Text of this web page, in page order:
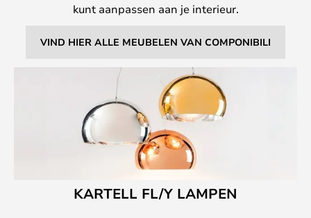
kunt aanpassen aan je interieur.
VIND HIER ALLE MEUBELEN VAN COMPONIBILI
KARTELL FL/Y LAMPEN